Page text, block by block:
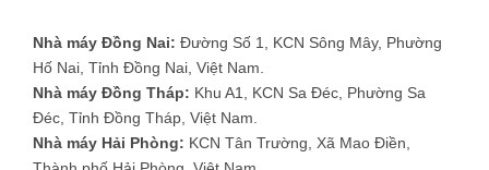
Nhà máy Đồng Nai: Đường Số 1, KCN Sông Mây, Phường
Hố Nai, Tỉnh Đồng Nai, Việt Nam.
Nhà máy Đồng Tháp: Khu A1, KCN Sa Đéc, Phường Sa
Đéc, Tỉnh Đồng Tháp, Việt Nam.
Nhà máy Hải Phòng: KCN Tân Trường, Xã Mao Điền,